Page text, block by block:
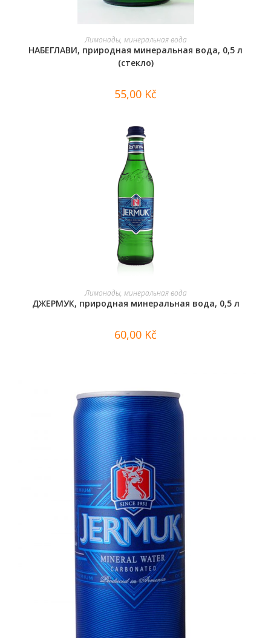
ПОДРОБНЕЕ
Лимонады, минеральная вода
НАБЕГЛАВИ, природная минеральная вода, 0,5 л
(стекло)
55,00 Kč
В КОРЗИНУ
Лимонады, минеральная вода
ДЖЕРМУК, природная минеральная вода, 0,5 л
60,00 Kč